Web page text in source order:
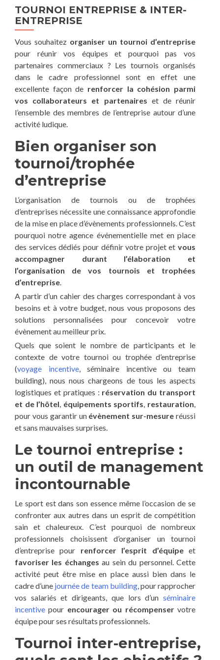
TOURNOI ENTREPRISE & INTER-
ENTREPRISE
Vous souhaitez organiser un tournoi d’entreprise
pour réunir vos équipes et pourquoi pas vos
partenaires commerciaux ? Les tournois organisés
dans le cadre professionnel sont en effet une
excellente façon de renforcer la cohésion parmi
vos collaborateurs et partenaires et de réunir
l’ensemble des membres de l’entreprise autour d’une
activité ludique.
Bien organiser son
tournoi/trophée
d’entreprise
L’organisation de tournois ou de trophées
d’entreprises nécessite une connaissance approfondie
de la mise en place d’évènements professionnels. C’est
pourquoi notre agence événementielle met en place
des services dédiés pour définir votre projet et vous
accompagner durant l’élaboration et
l’organisation
de vos tournois et trophées
d’entreprise.
A partir d’un cahier des charges correspondant à vos
besoins et à votre budget, nous vous proposons des
solutions personnalisées pour concevoir votre
évènement au meilleur prix.
Quels que soient le nombre de participants et le
contexte de votre tournoi ou trophée d’entreprise
(voyage incentive, séminaire incentive ou team
building), nous nous chargeons de tous les aspects
logistiques et pratiques : réservation du transport
et de l’hôtel, équipements sportifs, restauration,
pour vous garantir un évènement sur-mesure réussi
et sans mauvaises surprises.
Le tournoi entreprise :
un outil de management
incontournable
Le sport est dans son essence même l’occasion de se
confronter aux autres dans un esprit de compétition
sain et chaleureux. C’est pourquoi de nombreux
professionnels choisissent d’organiser un tournoi
d’entreprise pour renforcer l’esprit d’équipeet
favoriser les échanges au sein du personnel. Cette
activité peut être mise en place aussi bien dans le
cadre d’une journée de team building, pour rapprocher
vos salariés et dirigeants, que lors d’un séminaire
incentive pour encourager ou récompenservotre
équipe pour ses résultats professionnels.
Tournoi inter-entreprise,